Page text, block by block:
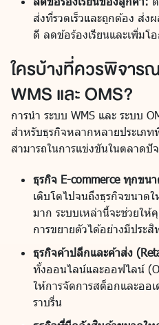
ส่งที่รวดเร็วและถูกต้อง ส่
ดี ลดข้อร้องเรียนและเพิ่ม
ใครบ้างที่ควรพิจาร
WMS และ OMS?
การนำ ระบบ WMS และ ระบบ
สำหรับธุรกิจหลากหลายประเภท
สามารถในการแข่งขันในตลาดปั
ธุรกิจ E-commerce ทุกขน
เติบโตไปจนถึงธุรกิจขนา
มาก ระบบเหล่านี้จะช่วยใ
การขยายตัวได้อย่างมีประ
ธุรกิจค้าปลีกและค้าส่ง
ทั้งออนไลน์และออฟไลน์
ให้การจัดการสต็อกและออ
ราบรื่น